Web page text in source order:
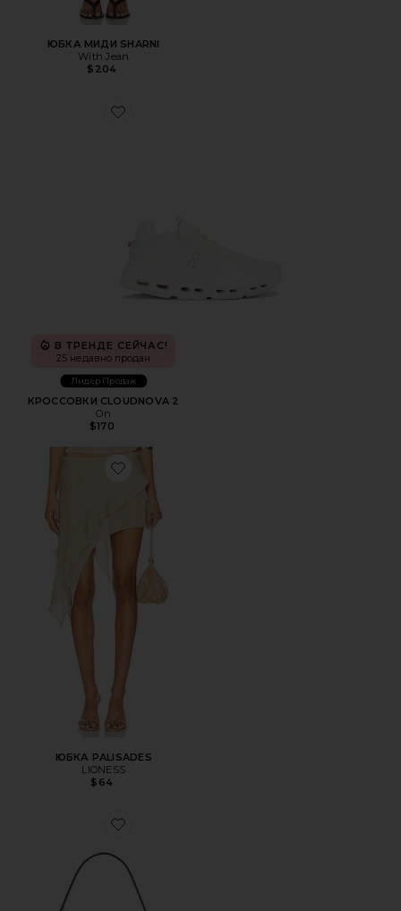
ЮБКА МИДИ SHARNI
With Jean
$204
Favorite КРОССОВКИ CLOUDNOVA 2
В ТРЕНДЕ СЕЙЧАС!
25 недавно продан
Лидер Продаж
КРОССОВКИ CLOUDNOVA 2
On
$170
Favorite ЮБКА PALISADES
ЮБКА PALISADES
LIONESS
$64
Favorite СУМКА НА ПЛЕЧО, 26 ДЮЙМОВ CRYSTAL